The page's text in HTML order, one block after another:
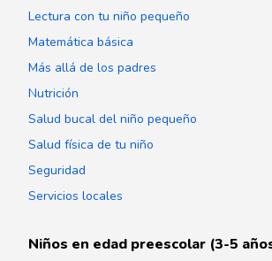
Lectura con tu niño pequeño
Matemática básica
Más allá de los padres
Nutrición
Salud bucal del niño pequeño
Salud física de tu niño
Seguridad
Servicios locales
Niños en edad preescolar (3-5